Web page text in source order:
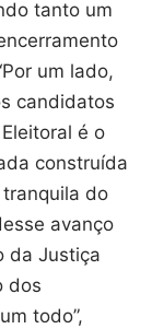
tanto um
um lado,
candidatos
é o
construída
do
avanço
da Justiça
dos
todo”,